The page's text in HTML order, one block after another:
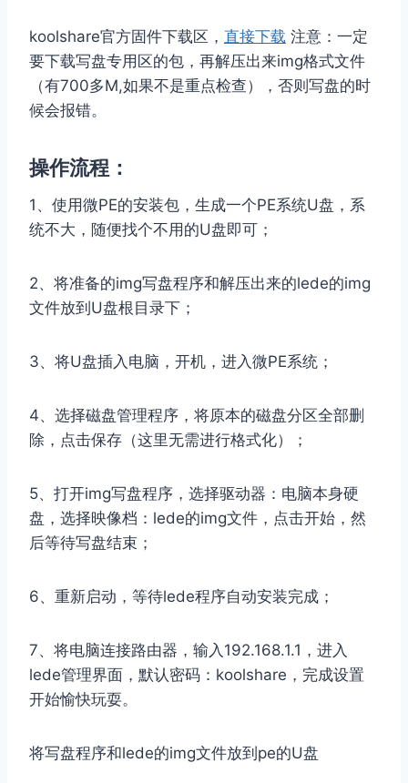
koolshare官方固件下载区， 直接下载 注意：一定
要下载写盘专用区的包，再解压出来img格式文件
（有700多M,如果不是重点检查），否则写盘的时
候会报错。
操作流程：
1、使用微PE的安装包，生成一个PE系统U盘，系
统不大，随便找个不用的U盘即可；
2、将准备的img写盘程序和解压出来的lede的img
文件放到U盘根目录下；
3、将U盘插入电脑，开机，进入微PE系统；
4、选择磁盘管理程序，将原本的磁盘分区全部删
除，点击保存（这里无需进行格式化）；
5、打开img写盘程序，选择驱动器：电脑本身硬
盘，选择映像档：lede的img文件，点击开始，然
后等待写盘结束；
6、重新启动，等待lede程序自动安装完成；
7、将电脑连接路由器，输入192.168.1.1，进入
lede管理界面，默认密码：koolshare，完成设置
开始愉快玩耍。
将写盘程序和lede的img文件放到pe的U盘